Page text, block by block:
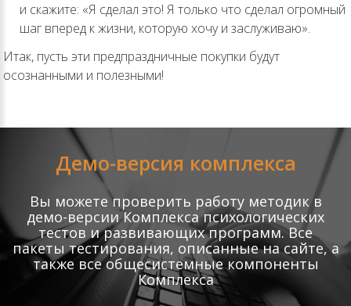
и скажите: «Я сделал это! Я только что сделал огромный
шаг вперед к жизни, которую хочу и заслуживаю».
Итак, пусть эти предпраздничные покупки будут
осознанными и полезными!
Демо-версия комплекса
Вы можете проверить работу методик в
демо-версии Комплекса психологических
тестов и развивающих программ. Все
пакеты тестирования, описанные на сайте, а
также все общесистемные компоненты
Комплекса